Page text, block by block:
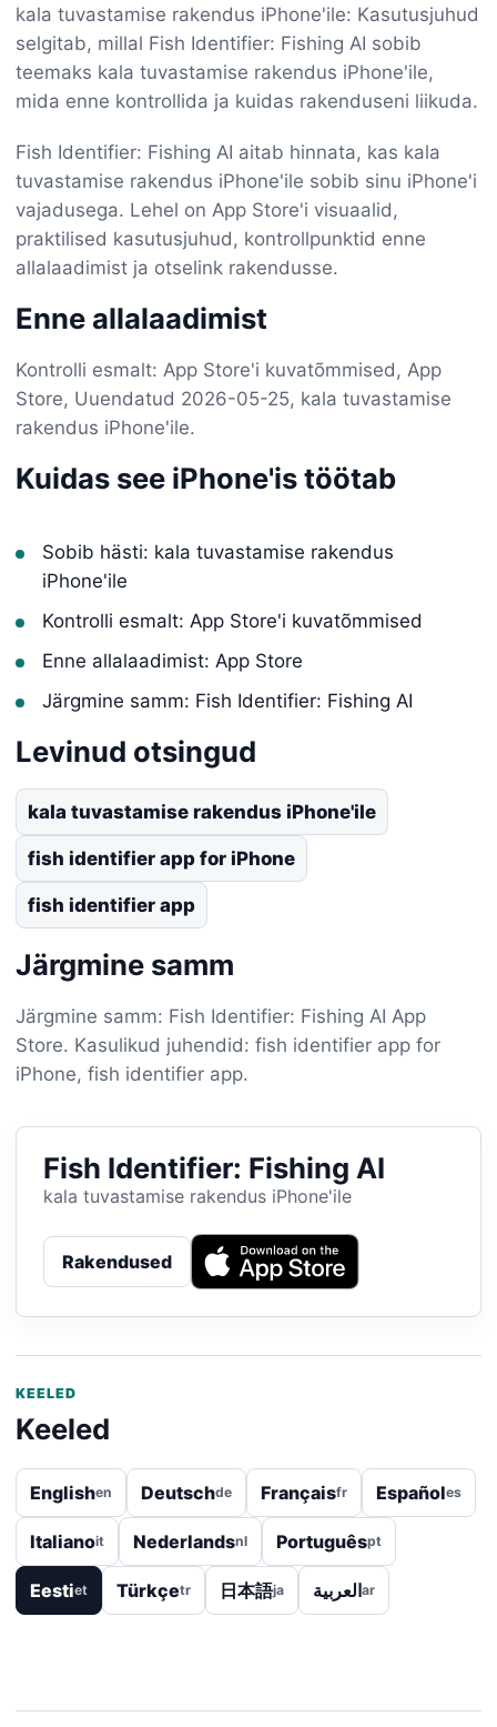
kala tuvastamise rakendus iPhone'ile: Kasutusjuhud
selgitab, millal Fish Identifier: Fishing AI sobib
teemaks kala tuvastamise rakendus iPhone'ile,
mida enne kontrollida ja kuidas rakenduseni liikuda.
Fish Identifier: Fishing AI aitab hinnata, kas kala
tuvastamise rakendus iPhone'ile sobib sinu iPhone'i
vajadusega. Lehel on App Store'i visuaalid,
praktilised kasutusjuhud, kontrollpunktid enne
allalaadimist ja otselink rakendusse.
Enne allalaadimist
Kontrolli esmalt: App Store'i kuvatõmmised, App
Store, Uuendatud 2026-05-25, kala tuvastamise
rakendus iPhone'ile.
Kuidas see iPhone'is töötab
Sobib hästi: kala tuvastamise rakendus
iPhone'ile
Kontrolli esmalt: App Store'i kuvatõmmised
Enne allalaadimist: App Store
Järgmine samm: Fish Identifier: Fishing AI
Levinud otsingud
kala tuvastamise rakendus iPhone'ile
fish identifier app for iPhone
fish identifier app
Järgmine samm
Järgmine samm: Fish Identifier: Fishing AI App
Store. Kasulikud juhendid: fish identifier app for
iPhone, fish identifier app.
Fish Identifier: Fishing AI
kala tuvastamise rakendus iPhone'ile
Rakendused
KEELED
Keeled
Englishen Deutschde Françaisfr Españoles
Italianoit Nederlandsnl Portuguêspt
Eestiet Türkçetr 日本語ja العربيةar